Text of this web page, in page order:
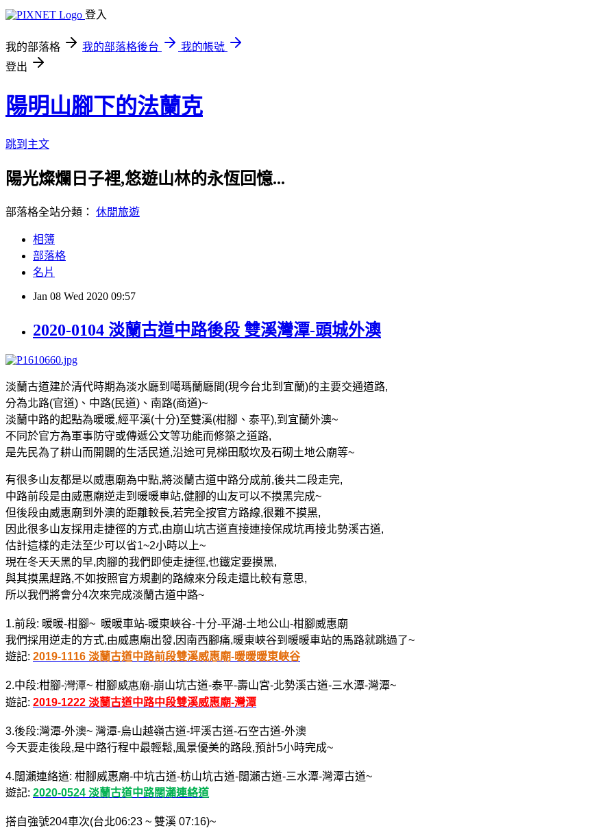
登入
我的部落格 我的部落格後台
我的帳號
登出
陽明山腳下的法蘭克
跳到主文
陽光燦爛日子裡,悠遊山林的永恆回憶...
部落格全站分類： 休閒旅遊
相簿
部落格
名片
Jan 08 Wed 2020 09:57
2020-0104 淡蘭古道中路後段 雙溪灣潭-頭城外澳
淡蘭古道建於清代時期為淡水廳到噶瑪蘭廳間(現今台北到宜蘭)的主要交通道路,
分為北路(官道) 、中路(民道) 、南路(商道)~
淡蘭中路的起點為暖暖,經平溪(十分)至雙溪(柑腳、泰平),到宜蘭外澳~
不同於官方為軍事防守或傳遞公文等功能而修築之道路,
是先民為了耕山而開闢的生活民道,沿途可見梯田駁坎及石砌土地公廟等~
有很多山友都是以威惠廟為中點,將淡蘭古道中路分成前,後共二段走完,
中路前段是由威惠廟逆走到暖暖車站,健腳的山友可以不摸黑完成~
但後段由威惠廟到外澳的距離較長,若完全按官方路線,很難不摸黑,
因此很多山友採用走捷徑的方式,由崩山坑古道直接連接保成坑再接北勢溪古道,
估計這樣的走法至少可以省1~2小時以上~
現在冬天天黑的早,肉腳的我們即使走捷徑,也鐡定要摸黑,
與其摸黑趕路,不如按照官方規劃的路線來分段走還比較有意思,
所以我們將會分4次來完成淡蘭古道中路~
1.前段: 暖暖-柑腳~ 暖暖車站-暖東峽谷-十分-平湖-土地公山-柑腳威惠廟
我們採用逆走的方式,由威惠廟出發, 因南西腳痛,暖東峽谷到暖暖車站的馬路就跳過了~
遊記: 2019-1116 淡蘭古道中路前段雙溪威惠廟-暖暖暖東峽谷
2.中段:柑腳-灣潭~ 柑腳威惠廟-崩山坑古道-泰平-壽山宮-北勢溪古道-三水潭-灣潭~
遊記: 2019-1222 淡蘭古道中路中段雙溪威惠廟-灣潭
3.後段:灣潭-外澳~ 灣潭-烏山越嶺古道-坪溪古道-石空古道-外澳
今天要走後段,是中路行程中最輕鬆,風景優美的路段,預計5小時完成~
4.闊瀨連絡道: 柑腳威惠廟-中坑古道-枋山坑古道-闊瀨古道-三水潭-灣潭古道~
遊記: 2020-0524 淡蘭古道中路闊瀨連絡道
搭自強號204車次(台北06:23 ~ 雙溪 07:16)~